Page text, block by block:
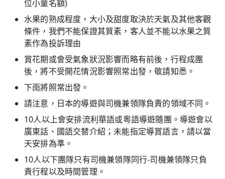
位小童名額)
水果的熟成程度，大小及甜度取決於天氣及其他客觀
條件，我們不能保證其質素，客人並不能以水果之質
素作為投訴理由
賞花期或會受氣象狀況影響而略有前後，行程成團
後，將不受開花情況影響照常出發，敬請知悉。
下雨將照常出發。
請注意，日本的導遊與司機兼領隊負責的領域不同。
10人以上會安排流利華語或粵語導遊隨團。導遊會以
廣東話、國語交替介紹；未能指定導賞語言，請以當
天安排為準。
10人以下團隊只有司機兼領隊同行-司機兼領隊只負
責行程以及時間管理。